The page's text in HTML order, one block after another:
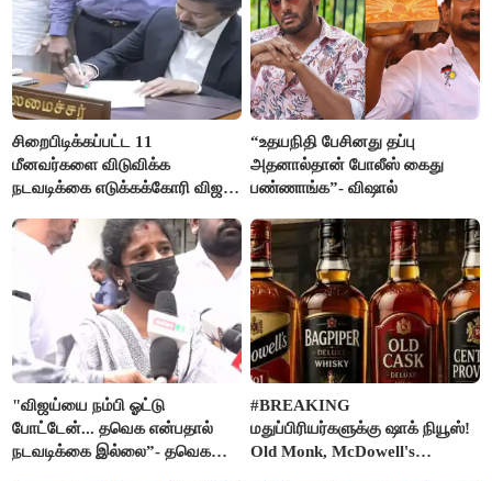
சிறைபிடிக்கப்பட்ட 11
மீனவர்களை விடுவிக்க
நடவடிக்கை எடுக்கக்கோரி விஜய்
“உதயநிதி பேசினது தப்பு
அதனால்தான் போலீஸ் கைது
பண்ணாங்க”- விஷால்
"விஜய்யை நம்பி ஓட்டு
போட்டேன்... தவெக என்பதால்
நடவடிக்கை இல்லை”- தவெக
#BREAKING
மதுப்பிரியர்களுக்கு ஷாக் நியூஸ்!
Old Monk, McDowell's